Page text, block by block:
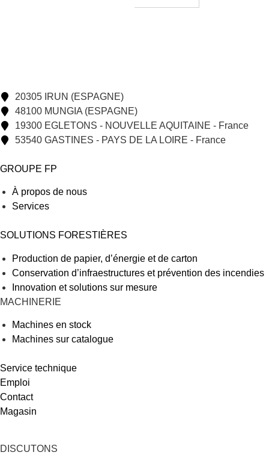
20305 IRUN (ESPAGNE)
48100 MUNGIA (ESPAGNE)
19300 EGLETONS - NOUVELLE AQUITAINE - France
53540 GASTINES - PAYS DE LA LOIRE - France
GROUPE FP
À propos de nous
Services
SOLUTIONS FORESTIÈRES
Production de papier, d’énergie et de carton
Conservation d’infraestructures et prévention des incendies
Innovation et solutions sur mesure
MACHINERIE
Machines en stock
Machines sur catalogue
Service technique
Emploi
Contact
Magasin
DISCUTONS